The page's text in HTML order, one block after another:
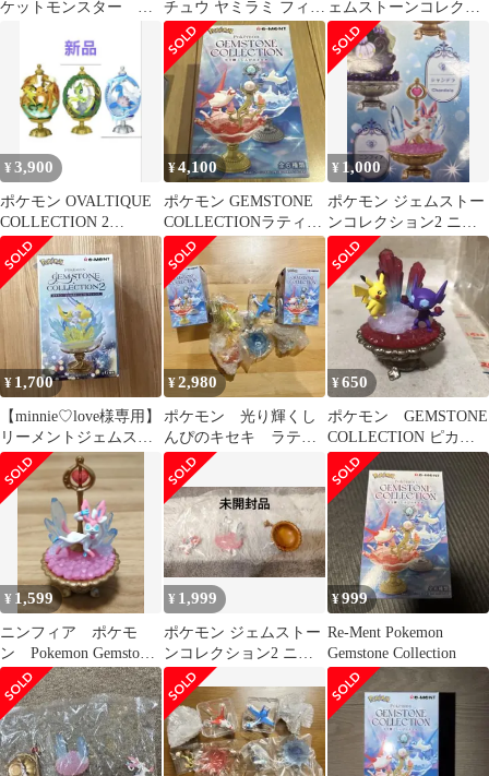
ケットモンスター ジ
チュウ ヤミラミ フィギ
ュア ジェムストーン
コレクション2
ェムストーンコレクシ
ョン2 ピカチュウ ヤミ
ラミ
¥3,900
ポケモン OVALTIQUE
COLLECTION 2
Luminous
¥4,100
ポケモン GEMSTONE
COLLECTIONラティア
ス・ラティオスリーメ
ント
¥ 1,000
ポケモン ジェムストー
ンコレクション2 ニン
フィア フィギュア
¥ 1,700
【minnie♡love様専用】
リーメントジェムスト
ーンコレクション2ニン
フィア
¥2,980
ポケモン 光り輝くし
んぴのキセキ ラティ
オス キュウコン 2点
セット リーメント
¥650
ポケモン GEMSTONE
COLLECTION ピカチ
ュウ ヤミラミ
¥ 1,599
ニンフィア ポケモ
ン Pokemon Gemstone
Collection 2
¥ 1,999
ポケモン ジェムストー
ンコレクション2 ニン
フィア フィギュア
¥999
Re-Ment Pokemon
Gemstone Collection